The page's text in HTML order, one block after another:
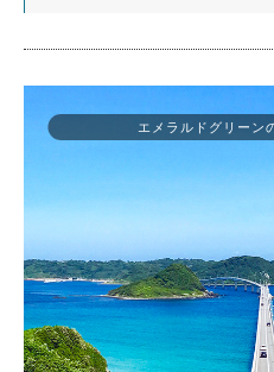
エメラルドグリーン